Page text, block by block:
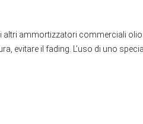
ammortizzatori commerciali
evitare il fading. L’uso di uno